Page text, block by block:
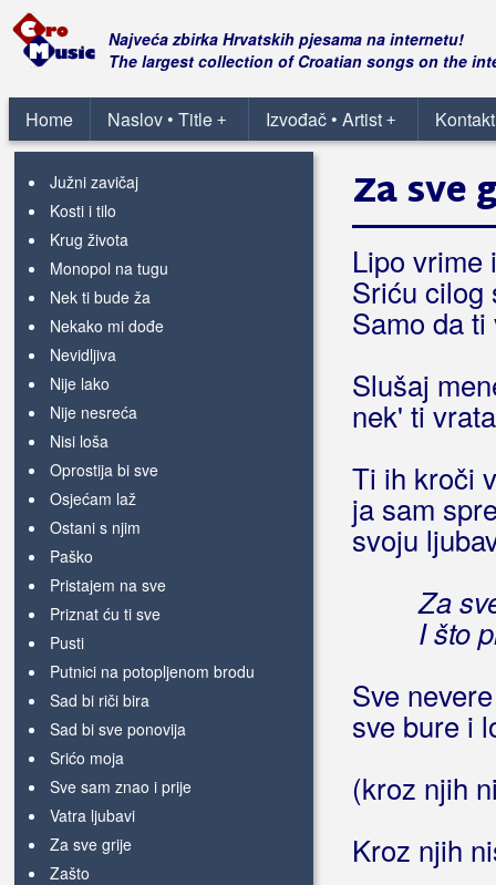
Najveća zbirka Hrvatskih pjesama na internetu!
The largest collection of Croatian songs on the
Home +
Naslov • Title +
Izvođač • Artist
Bolje letim sam
Da ova ljubav ne prestane
Da te mogu sada vratiti
Evo dušu otvaram
Istina kao nevina
Južni zavičaj
Kosti i tilo
Krug života
Monopol na tugu
Nek ti bude ža
Nekako mi dođe
Nevidljiva
Nije lako
Nije nesreća
Nisi loša
Oprostija bi sve
Osjećam laž
Ostani s njim
Paško
Pristajem na sve
Priznat ću ti sve
Pusti
Putnici na potopljenom brodu
Sad bi riči bira
Sad bi sve ponovija
Srićo moja
Sve sam znao i prije
Vatra ljubavi
Za sve grije
Zašto
Za sve
Lipo vrime
Sriću cilog
Samo da
Slušaj
nek' ti
Ti ih kroči
ja sam
svoju
Za
I što
Sve
sve bure i
(kroz njih
Kroz njih